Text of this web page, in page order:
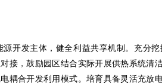
开发主体，健全利益共享机制。充分
接，鼓励园区结合实际开展供热系统
耦合开发利用模式。培育具备灵活充